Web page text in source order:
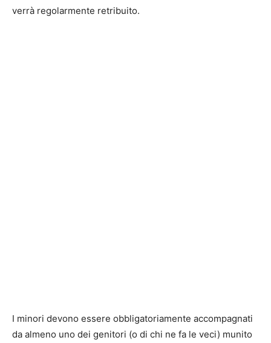
verrà regolarmente retribuito.
I minori devono essere obbligatoriamente accompagnati
da almeno uno dei genitori (o di chi ne fa le veci) munito